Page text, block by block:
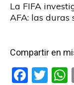
La FIFA
AFA: las
Compartir en
F
T